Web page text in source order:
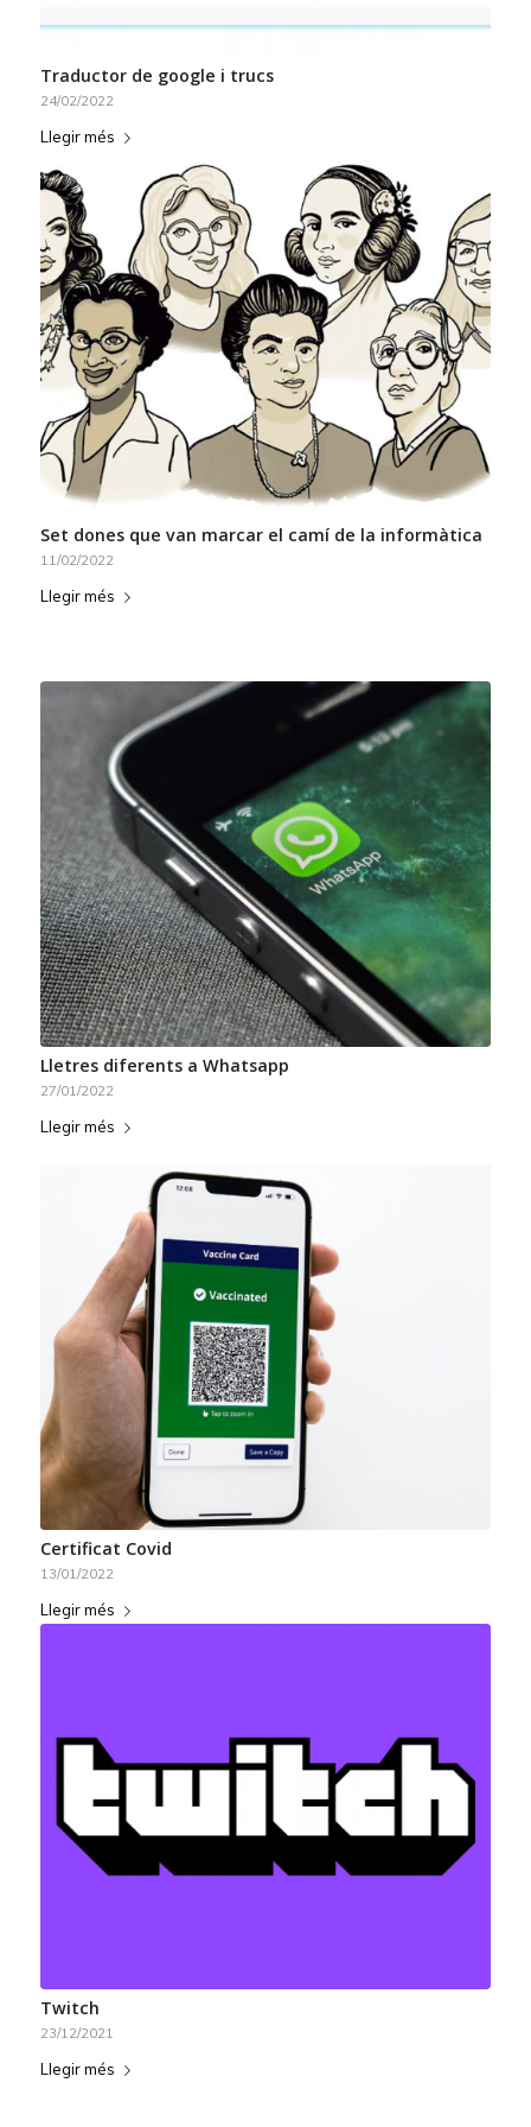
Traductor de google i trucs
24/02/2022
Llegir més
Set dones que van marcar el camí de la informàtica
11/02/2022
Llegir més
Lletres diferents a Whatsapp
27/01/2022
Llegir més
Certificat Covid
13/01/2022
Llegir més
Twitch
23/12/2021
Llegir més